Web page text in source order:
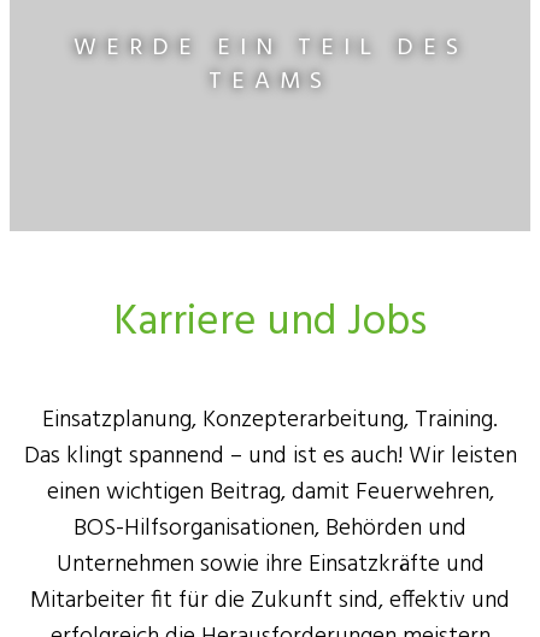
WERDE EIN TEIL DES
TEAMS
Karriere und Jobs
Einsatzplanung, Konzepterarbeitung, Training.
Das klingt spannend – und ist es auch! Wir leisten
einen wichtigen Beitrag, damit Feuerwehren,
BOS-Hilfsorganisationen, Behörden und
Unternehmen sowie ihre Einsatzkräfte und
Mitarbeiter fit für die Zukunft sind, effektiv und